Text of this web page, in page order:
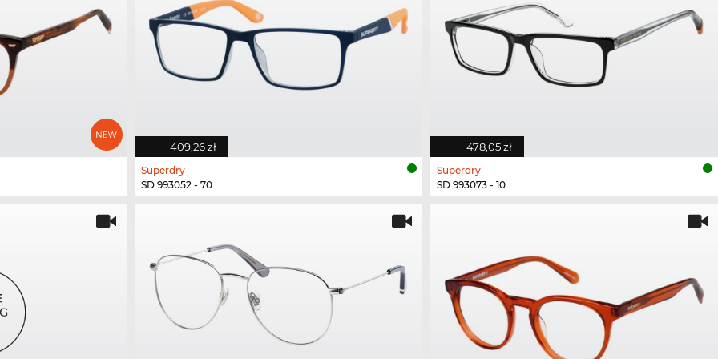
409,26 zł
Superdry
SD 993052 - 70
478,05 zł
Superdry
SD 993073 - 10